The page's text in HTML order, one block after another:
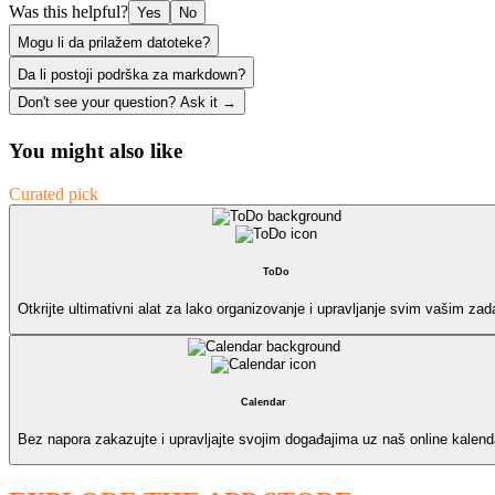
Was this helpful? Yes
No
Mogu li da prilažem datoteke?
Da li postoji podrška za markdown?
Don't see your question? Ask it →
You might also like
Curated pick
ToDo
Otkrijte ultimativni alat za lako organizovanje i upravljanje svim vašim
Calendar
Bez napora zakazujte i upravljajte svojim događajima uz naš online